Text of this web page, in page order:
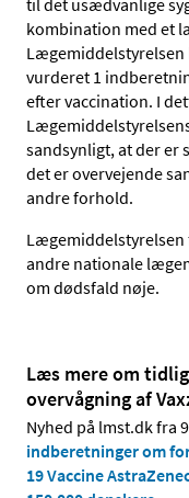
kombination med et
vurderet 1
efter vaccination. I
sandsynligt, at der er
det er overvejende
andre forhold.
Lægemiddelstyrelsen
andre nationale
om dødsfald nøje.
Læs mere om
overvågning af
Nyhed på lmst.dk fra
indberetninger om
19 Vaccine